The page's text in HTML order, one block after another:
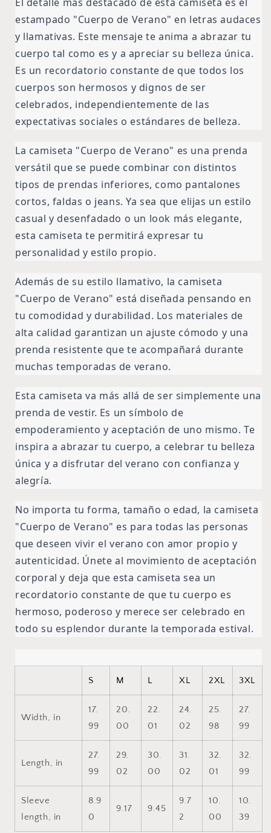
estampado "Cuerpo de Verano" en letras audaces
y llamativas. Este mensaje te anima a abrazar tu
cuerpo tal como es y a apreciar su belleza única.
Es un recordatorio constante de que todos los
cuerpos son hermosos y dignos de ser
celebrados, independientemente de las
expectativas sociales o estándares de belleza.
La camiseta "Cuerpo de Verano" es una prenda
versátil que se puede combinar con distintos
tipos de prendas inferiores, como pantalones
cortos, faldas o jeans. Ya sea que elijas un estilo
casual y desenfadado o un look más elegante,
esta camiseta te permitirá expresar tu
personalidad y estilo propio.
Además de su estilo llamativo, la camiseta
"Cuerpo de Verano" está diseñada pensando en
tu comodidad y durabilidad. Los materiales de
alta calidad garantizan un ajuste cómodo y una
prenda resistente que te acompañará durante
muchas temporadas de verano.
Esta camiseta va más allá de ser simplemente una
prenda de vestir. Es un símbolo de
empoderamiento y aceptación de uno mismo. Te
inspira a abrazar tu cuerpo, a celebrar tu belleza
única y a disfrutar del verano con confianza y
alegría.
No importa tu forma, tamaño o edad, la camiseta
"Cuerpo de Verano" es para todas las personas
que deseen vivir el verano con amor propio y
autenticidad. Únete al movimiento de aceptación
corporal y deja que esta camiseta sea un
recordatorio constante de que tu cuerpo es
hermoso, poderoso y merece ser celebrado en
todo su esplendor durante la temporada estival.
S M L XL 2XL 3XL
Width, in
17.
99
20.
00
22.
01
24.
02
25.
98
27.
99
Length, in
27.
99
29.
02
30.
00
31.
02
32.
01
32.
99
Sleeve
length, in
8.9
0
9.17 9.45
9.7
2
10.
00
10.
39